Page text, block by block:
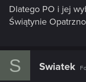
Dlatego PO i jej
Świątynie
S Swiatek